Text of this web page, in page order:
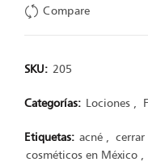
Compare
SKU: 205
Categorías: Lociones
Etiquetas: acné cerrar
cosméticos en México